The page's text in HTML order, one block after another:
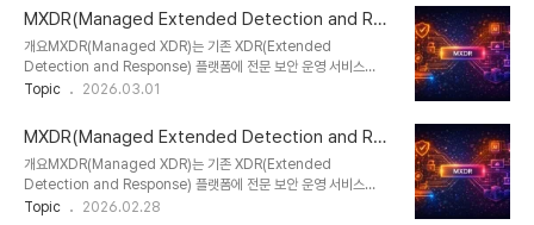
확대..
다.1. 개념 및 정의CIA Triad는 정보보안의 3대 요소로, 기밀성
(Confidentiality)은 정보가 허가된 사용자에게만 접근되도록 하는
것, 무결성(Integrity)은 데이터가 정확하고 변조되지 않도록 유지하
는 것, 가용성(Availability)은 필요한 시점에 시스템과 데이터에 접
근할 수 있도록 보장하는 것을 의미한다.2. 특징구분기밀성
MXDR(Managed Extended Detection and Res
ponse)
개요MXDR(Managed XDR)는 기존 XDR(Extended
Detection and Response) 플랫폼에 전문 보안 운영 서비스
(MDR)를 결합한 통합 보안 모델이다. 엔드포인트, 네트워크, 클라우
합 분석하고, 24x7 보안 관제 및 대응 서비스를 제공한다. 보안 인력
부족과 고도화된 사이버 공격 증가에 대응하기 위해 등장했으며, 중대
형 기업 및 공공기관에서 빠르게 도입이 확산되고 있다.1. 개념 및 정의
MXDR은 XDR 기술 플랫폼을 기반으로 위협 탐지·분석·대응을 수행
하되, 이를 외부 전문 보안 조직이 관리형 서비스 형태로 제공하는 모
Topic 2026.03.01
MXDR(Managed Extended Detection and Res
ponse)
개요MXDR(Managed XDR)는 기존 XDR(Extended
Detection and Response) 플랫폼에 전문 보안 운영 서비스
(MDR)를 결합한 통합 보안 모델이다. 엔드포인트, 네트워크, 클라우
Topic 2026.02.28